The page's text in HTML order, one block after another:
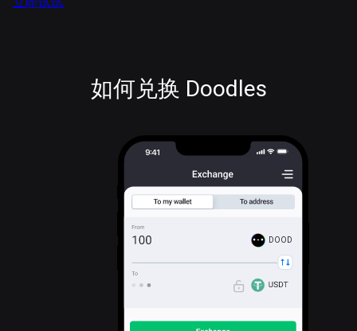
如何兑换 Doodles
DOOD